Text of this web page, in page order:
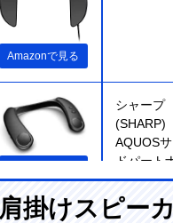
Amazonで見る
シャープ
(SHARP)
AQUOS
ドパート
AN-SX8
肩掛けスピー